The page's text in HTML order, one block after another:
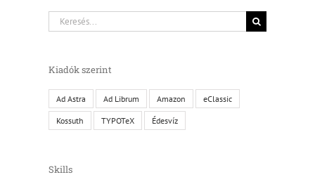
Keresés...
Kiadók szerint
Ad Astra Ad Librum Amazon eClassic
Kossuth TYPOTeX Édesvíz
Skills